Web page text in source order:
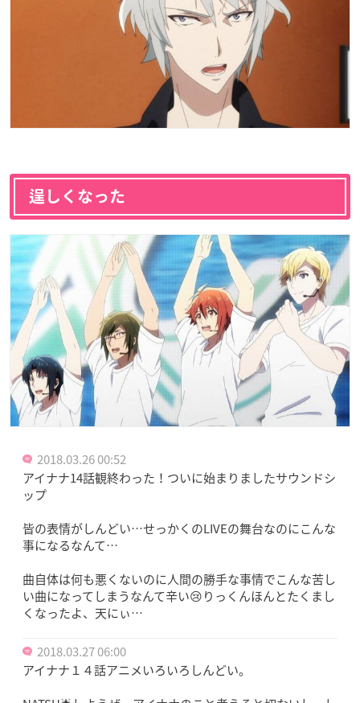
逞しくなった
2018.03.26 00:52
アイナナ14話観終わった！ついに始まりましたサウンドシ
ップ
皆の表情がしんどい…せっかくのLIVEの舞台なのにこんな
事になるなんて…
曲自体は何も悪くないのに人間の勝手な事情でこんな苦し
い曲になってしまうなんて辛い😢りっくんほんとたくまし
くなったよ、天にぃ…
2018.03.27 06:00
アイナナ１４話アニメいろいろしんどい。